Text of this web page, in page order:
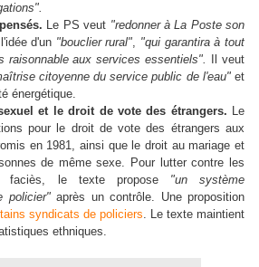
Le PS veut "redonner à La Poste son
d'un "bouclier rural", "qui garantira à tout
raisonnable aux services essentiels".
Il veut
citoyenne du service public de l'eau"et
énergétique.
et le droit de vote des étrangers. Le
pour le droit de vote des étrangers aux
en 1981, ainsi que le droit au mariage et
de même sexe. Pour lutter contre les
faciès, le texte propose "un système
policier"après un contrôle. Une proposition
syndicats de policiers. Le texte maintient
ethniques.